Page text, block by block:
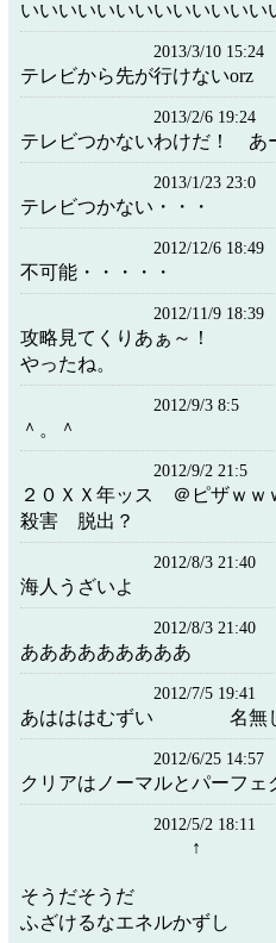
いいいいいいいいいいいいい
2013/3/10 15:24
テレビから先が行けないorz
2013/2/6 19:24
テレビつかないわけだ！ あ
2013/1/23 23:0
テレビつかない・・・
2012/12/6 18:49
不可能・・・・・
2012/11/9 18:39
攻略見てくりあぁ～！
やったね。
2012/9/3 8:5
＾。＾
2012/9/2 21:5
２０ＸＸ年ッス ＠ピザｗ
殺害 脱
2012/8/3 21:40
海人うざいよ
2012/8/3 21:40
あああああああああ
2012/7/5 19:41
あはははむずい 名無
2012/6/25 14:57
クリアはノーマルとパーフ
2012/5/2 18:11
↑
そうだそうだ
ふざけるなエネルかずし